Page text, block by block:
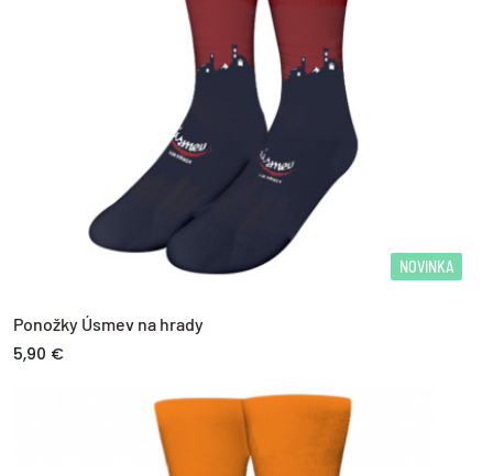
NOVINKA
Ponožky Úsmev na hrady
5,90 €